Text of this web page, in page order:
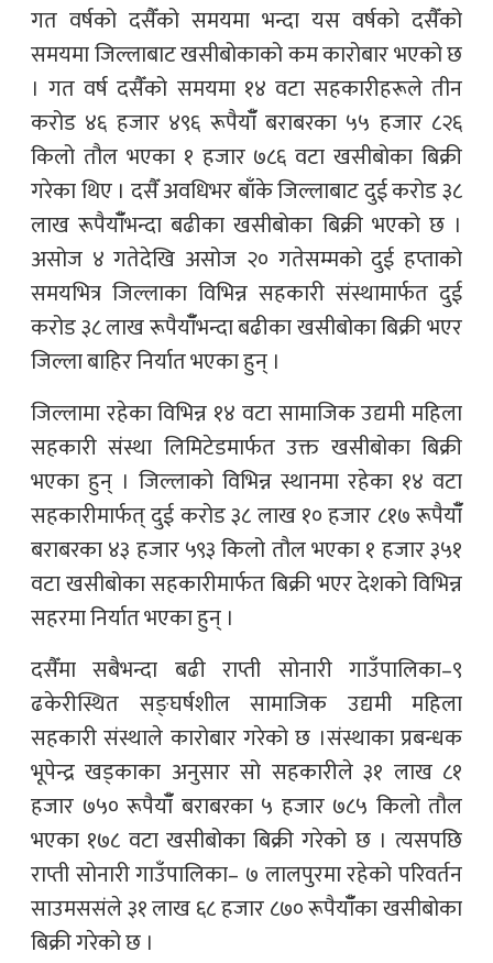
गत वर्षको दसैँको समयमा भन्दा यस वर्षको दसैँको
समयमा जिल्लाबाट खसीबोकाको कम कारोबार भएको छ
। गत वर्ष दसैँको समयमा १४ वटा सहकारीहरूले तीन
करोड ४६ हजार ४९६ रूपैयाँँ बराबरका ५५ हजार ८२६
किलो तौल भएका १ हजार ७८६ वटा खसीबोका बिक्री
गरेका थिए । दसैँ अवधिभर बाँके जिल्लाबाट दुई करोड ३८
लाख रूपैयाँँभन्दा बढीका खसीबोका बिक्री भएको छ ।
असोज ४ गतेदेखि असोज २० गतेसम्मको दुई हप्ताको
समयभित्र जिल्लाका विभिन्न सहकारी संस्थामार्फत दुई
करोड ३८ लाख रूपैयाँँभन्दा बढीका खसीबोका बिक्री भएर
जिल्ला बाहिर निर्यात भएका हुन् ।
जिल्लामा रहेका विभिन्न १४ वटा सामाजिक उद्यमी महिला
सहकारी संस्था लिमिटेडमार्फत उक्त खसीबोका बिक्री
भएका हुन् । जिल्लाको विभिन्न स्थानमा रहेका १४ वटा
सहकारीमार्फत् दुई करोड ३८ लाख १० हजार ८१७ रूपैयाँँ
बराबरका ४३ हजार ५९३ किलो तौल भएका १ हजार ३५१
वटा खसीबोका सहकारीमार्फत बिक्री भएर देशको विभिन्न
सहरमा निर्यात भएका हुन् ।
दसैँमा सबैभन्दा बढी राप्ती सोनारी गाउँपालिका–९
ढकेरीस्थित सङ्घर्षशील सामाजिक उद्यमी महिला
सहकारी संस्थाले कारोबार गरेको छ ।संस्थाका प्रबन्धक
भूपेन्द्र खड्काका अनुसार सो सहकारीले ३१ लाख ८१
हजार ७५० रूपैयाँँ बराबरका ५ हजार ७८५ किलो तौल
भएका १७८ वटा खसीबोका बिक्री गरेको छ । त्यसपछि
राप्ती सोनारी गाउँपालिका– ७ लालपुरमा रहेको परिवर्तन
साउमससंले ३१ लाख ६८ हजार ८७० रूपैयाँँका खसीबोका
बिक्री गरेको छ ।